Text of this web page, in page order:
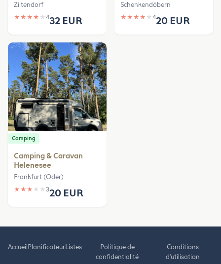
Ziltendorf
★ ★ ★ ★ ★ 432 EUR
Schenkendöbern
★ ★ ★ ★ ★ 420 EUR
Camping
Camping & Caravan
Helenesee
Frankfurt (Oder)
★ ★ ★ ★ ★ 320 EUR
AccueilPlanificateurListes
Politique de
confidentialité
Conditions
d'utilisation